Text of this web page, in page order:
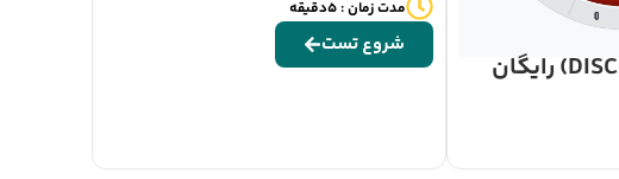
مدت زمان : 5دقیقه
شروع تست